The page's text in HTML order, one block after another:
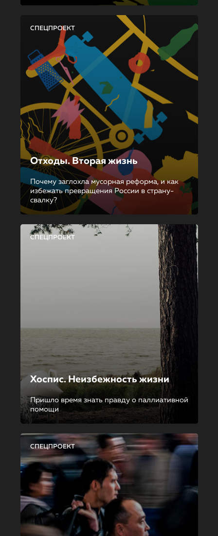
СПЕЦПРОЕКТ
Отходы. Вторая жизнь
Почему заглохла мусорная реформа, и как
избежать превращения России в страну-
свалку?
СПЕЦПРОЕКТ
Хоспис. Неизбежность жизни
Пришло время знать правду о паллиативной
помощи
СПЕЦПРОЕКТ